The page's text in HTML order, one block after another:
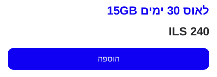
לאוס 30 ימים 15GB
ILS 240
הוספה